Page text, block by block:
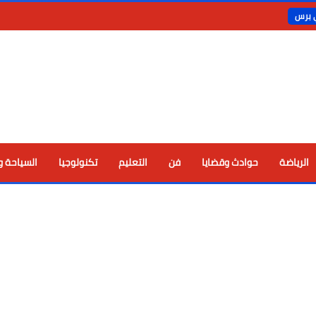
برس
الرياضة حوادث وقضايا فن التعليم تكنولوجيا السياحة